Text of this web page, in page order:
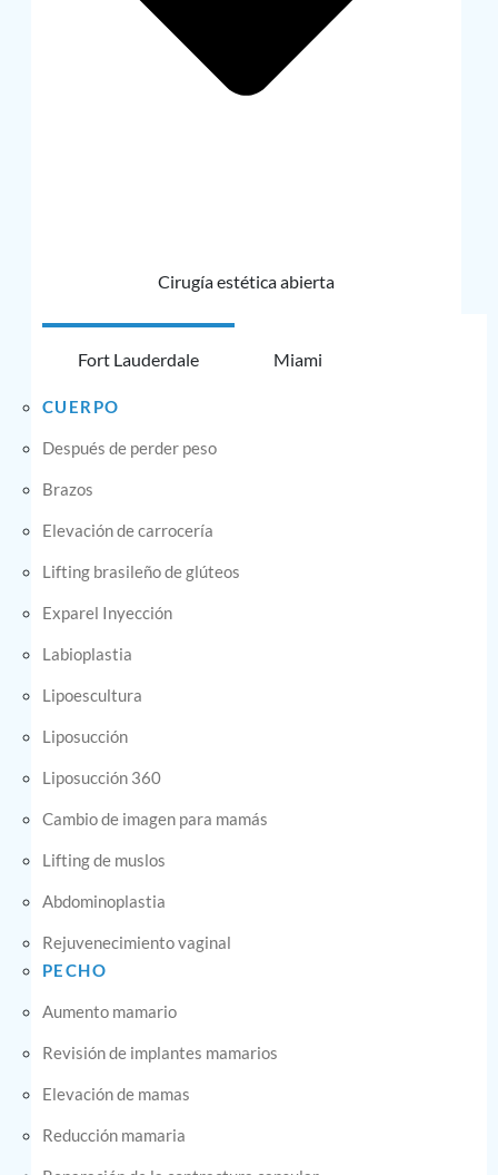
Cirugía estética abierta
Fort Lauderdale Miami
CUERPO
Después de perder peso
Brazos
Elevación de carrocería
Lifting brasileño de glúteos
Exparel Inyección
Labioplastia
Lipoescultura
Liposucción
Liposucción 360
Cambio de imagen para mamás
Lifting de muslos
Abdominoplastia
Rejuvenecimiento vaginal
PECHO
Aumento mamario
Revisión de implantes mamarios
Elevación de mamas
Reducción mamaria